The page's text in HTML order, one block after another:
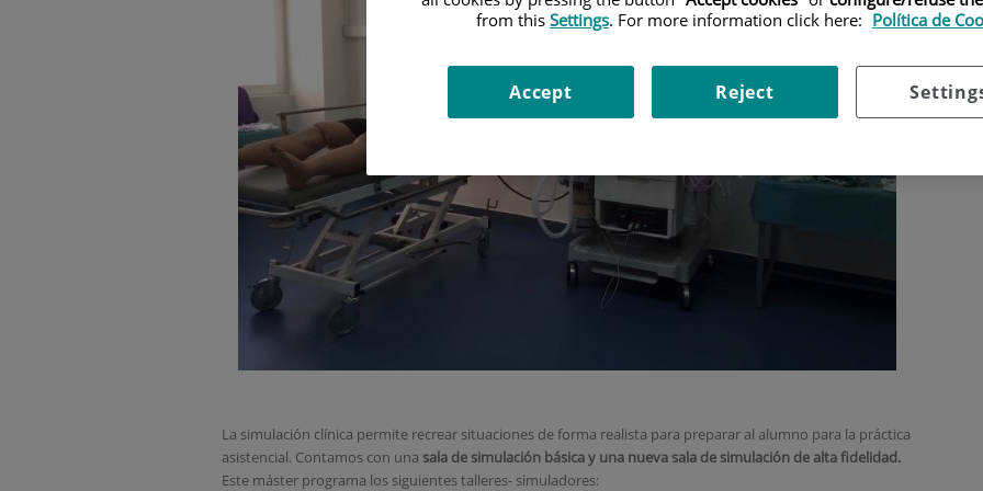
La simulación clínica permite recrear situaciones de forma realista para preparar al alumno para la práctica
asistencial. Contamos con una sala de simulación básica y una nueva sala de simulación de alta fidelidad.
Este máster programa los siguientes talleres- simuladores:
from this Settings. For more information click here: Política de
Reject
Accept